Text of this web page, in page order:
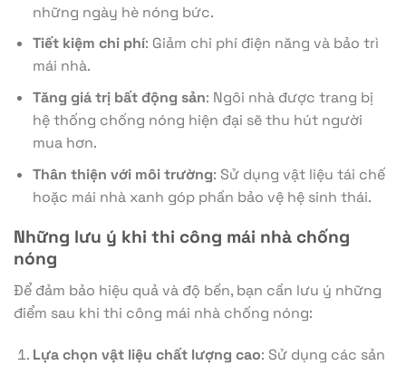
những ngày hè nóng bức.
Tiết kiệm chi phí: Giảm chi phí điện năng và bảo trì
mái nhà.
Tăng giá trị bất động sản: Ngôi nhà được trang bị
hệ thống chống nóng hiện đại sẽ thu hút người
mua hơn.
Thân thiện với môi trường: Sử dụng vật liệu tái chế
hoặc mái nhà xanh góp phần bảo vệ hệ sinh thái.
Những lưu ý khi thi công mái nhà chống
nóng
Để đảm bảo hiệu quả và độ bền, bạn cần lưu ý những
điểm sau khi thi công mái nhà chống nóng:
Lựa chọn vật liệu chất lượng cao: Sử dụng các sản